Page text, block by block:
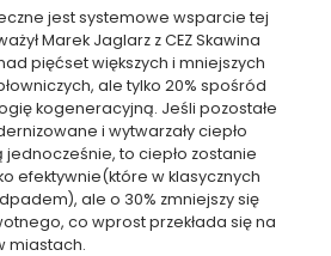
jest systemowe wsparcie tej
Marek Jaglarz z CEZ Skawina
pięćset większych i mniejszych
ale tylko 20% spośród
kogeneracyjną. Jeśli pozostałe
i wytwarzały ciepło
to ciepło zostanie
efektywnie(które w klasycznych
ale o 30% zmniejszy się
co wprost przekłada się na
miastach.